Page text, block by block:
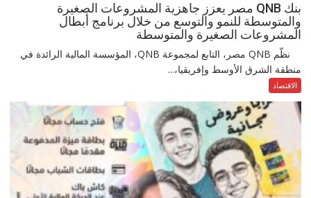
بنك QNB مصر يعزز جاهزية المشروعات الصغيرة
والمتوسطة للنمو والتوسع من خلال برنامج أبطال
المشروعات الصغيرة والمتوسطة
نظّم QNB مصر، التابع لمجموعة QNB، المؤسسة المالية الرائدة في
منطقة الشرق الأوسط وإفريقيا،...
الاقتصاد